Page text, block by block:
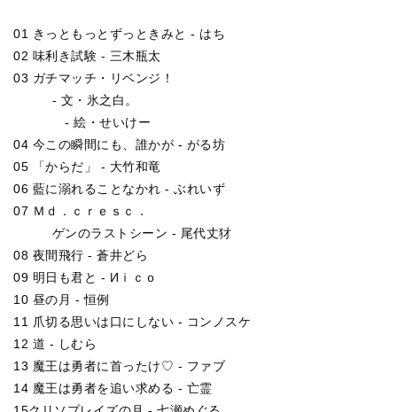
01 きっともっとずっときみと - はち
02 味利き試験 - 三木瓶太
03 ガチマッチ・リベンジ！
- 文・氷之白。
- 絵・せいけー
04 今この瞬間にも、誰かが - がる坊
05 「からだ」 - 大竹和竜
06 藍に溺れることなかれ - ぶれいず
07 Ｍｄ．ｃｒｅｓｃ．
ゲンのラストシーン - 尾代丈犲
08 夜間飛行 - 蒼井どら
09 明日も君と - Иｉｃｏ
10 昼の月 - 恒例
11 爪切る思いは口にしない - コンノスケ
12 道 - しむら
13 魔王は勇者に首ったけ♡ - ファブ
14 魔王は勇者を追い求める - 亡霊